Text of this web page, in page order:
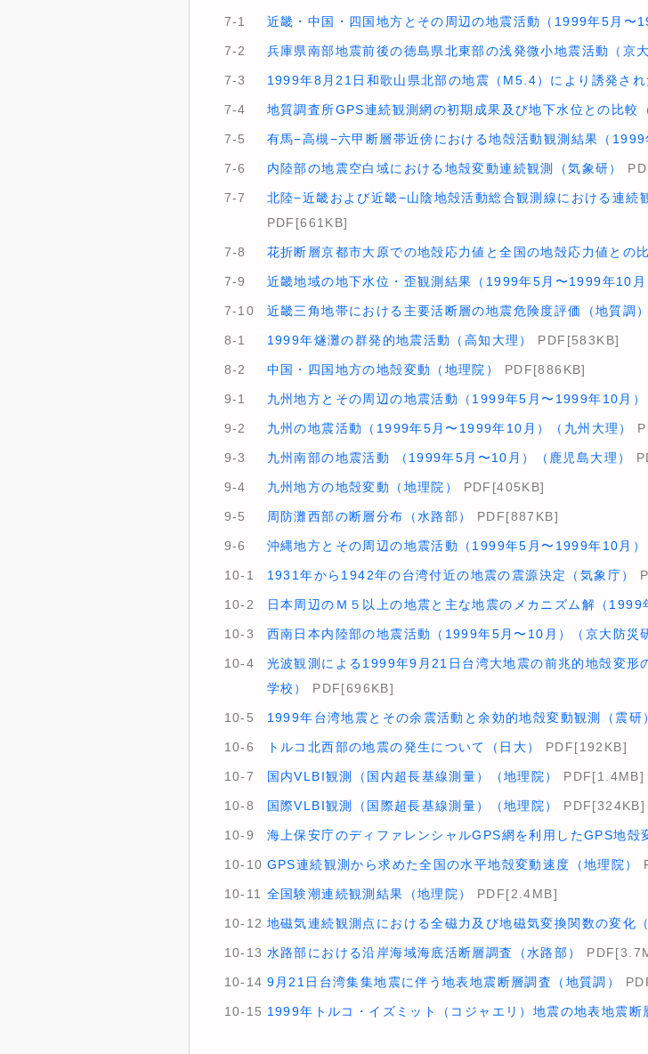
7-1 近畿・中国・四国地方とその周辺の地震活動（1999年5月〜
7-2 兵庫県南部地震前後の徳島県北東部の浅発微小地震活動（京大
7-3 1999年8月21日和歌山県北部の地震（M5.4）により誘発され
7-4 地質調査所GPS連続観測網の初期成果及び地下水位との比較
7-5 有馬−高槻−六甲断層帯近傍における地殻活動観測結果（
7-6 内陸部の地震空白域における地殻変動連続観測（気象研）
7-7
北陸−近畿および近畿−山陰地殻活動総合観測線における連
PDF[661KB]
7-8 花折断層京都市大原での地殻応力値と全国の地殻応力値との
7-9 近畿地域の地下水位・歪観測結果（1999年5月〜1999年10月
7-10 近畿三角地帯における主要活断層の地震危険度評価（地質調）
8-1 1999年燧灘の群発的地震活動（高知大理） PDF[583KB]
8-2 中国・四国地方の地殻変動（地理院） PDF[886KB]
9-1 九州地方とその周辺の地震活動（1999年5月〜1999年10月）
9-2 九州の地震活動（1999年5月〜1999年10月）（九州大理）
9-3 九州南部の地震活動 （1999年5月〜10月）（鹿児島大理）
9-4 九州地方の地殻変動（地理院） PDF[405KB]
9-5 周防灘西部の断層分布（水路部） PDF[887KB]
9-6 沖縄地方とその周辺の地震活動（1999年5月〜1999年10月）
10-1 1931年から1942年の台湾付近の地震の震源決定（気象庁）
10-2 日本周辺のＭ５以上の地震と主な地震のメカニズム解（1999
10-3 西南日本内陸部の地震活動（1999年5月〜10月）（京大防災
10-4
光波観測による1999年9月21日台湾大地震の前兆的地殻変形
学校）
PDF[696KB]
10-5 1999年台湾地震とその余震活動と余効的地殻変動観測（震研
10-6 トルコ北西部の地震の発生について（日大） PDF[192KB]
10-7 国内VLBI観測（国内超長基線測量）（地理院） PDF[1.4MB]
10-8 国際VLBI観測（国際超長基線測量）（地理院） PDF[324KB]
10-9 海上保安庁のディファレンシャルGPS網を利用したGPS地殻
10-10 GPS連続観測から求めた全国の水平地殻変動速度（地理院）
10-11 全国験潮連続観測結果（地理院） PDF[2.4MB]
10-12 地磁気連続観測点における全磁力及び地磁気変換関数の変化（
10-13 水路部における沿岸海域海底活断層調査（水路部）
10-14 9月21日台湾集集地震に伴う地表地震断層調査（地質調）
10-15 1999年トルコ・イズミット（コジャエリ）地震の地表地震断